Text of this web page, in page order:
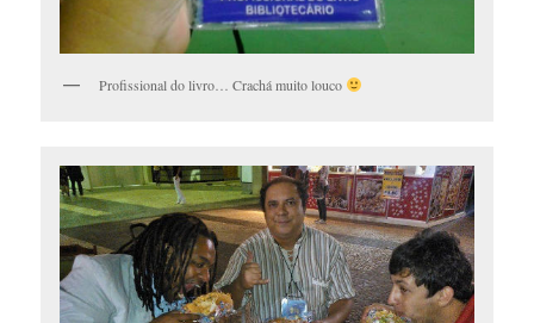
Profissional do livro… Crachá muito louco